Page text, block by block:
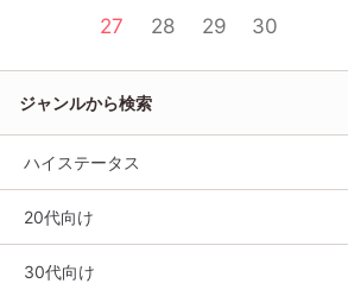
27
28 29 30
ジャンルから検索
ハイステータス
20代向け
30代向け